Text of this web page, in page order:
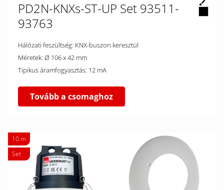
PD2N-KNXs-ST-UP Set 93511-
93763
Hálózati feszültség: KNX-buszon keresztül
Méretek: Ø 106 x 42 mm
Tipikus áramfogyasztás: 12 mA
Tovább a csomaghoz
10 m
Set